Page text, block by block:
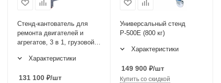
Стенд-кантователь для
ремонта двигателей и
агрегатов, 3 в 1, грузовой с
кронштейном N30120R
Характеристики
131 100 ₽/шт
Универсальный стенд
Р-500Е (800 кг)
Характеристики
149 900 ₽/шт
Купить со скидкой